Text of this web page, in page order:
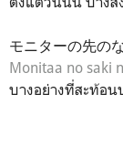
モニターの先の
Monitaa no saki
บางอย่างที่สะท้อ